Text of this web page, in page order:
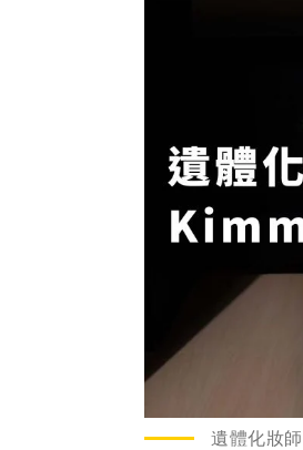
遺體化妝